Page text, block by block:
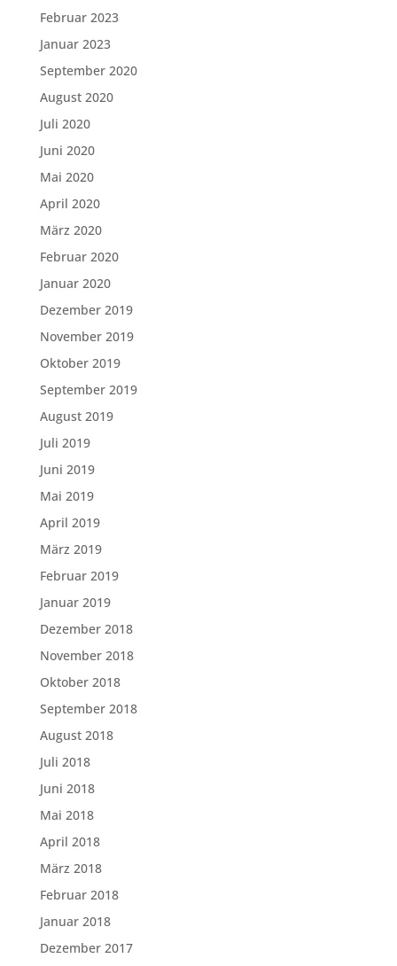
Februar 2023
Januar 2023
September 2020
August 2020
Juli 2020
Juni 2020
Mai 2020
April 2020
März 2020
Februar 2020
Januar 2020
Dezember 2019
November 2019
Oktober 2019
September 2019
August 2019
Juli 2019
Juni 2019
Mai 2019
April 2019
März 2019
Februar 2019
Januar 2019
Dezember 2018
November 2018
Oktober 2018
September 2018
August 2018
Juli 2018
Juni 2018
Mai 2018
April 2018
März 2018
Februar 2018
Januar 2018
Dezember 2017